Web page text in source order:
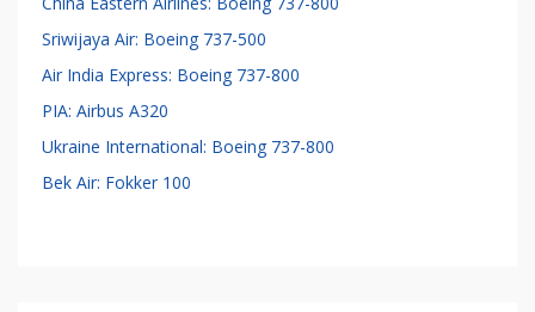
Sriwijaya Air: Boeing 737-500
Air India Express: Boeing 737-800
PIA: Airbus A320
Ukraine International: Boeing 737-800
Bek Air: Fokker 100